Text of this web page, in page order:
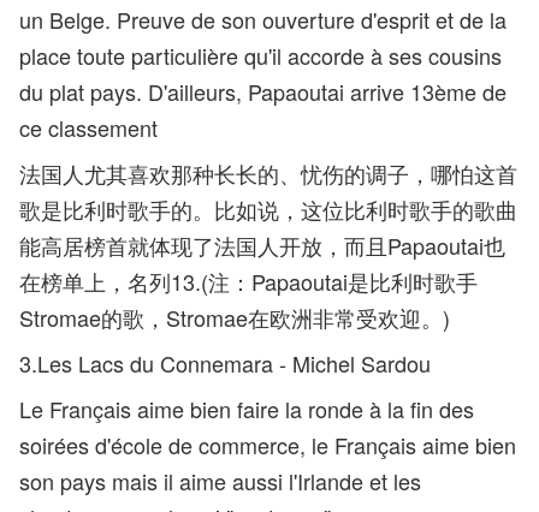
un Belge. Preuve de son ouverture d'esprit et de la
place toute particulière qu'il accorde à ses cousins
du plat pays. D'ailleurs, Papaoutai arrive 13ème de
ce classement
法国人尤其喜欢那种长长的、忧伤的调子，哪怕这首
歌是比利时歌手的。比如说，这位比利时歌手的歌曲
能高居榜首就体现了法国人开放，而且Papaoutai也
在榜单上，名列13.(注：Papaoutai是比利时歌手
Stromae的歌，Stromae在欧洲非常受欢迎。)
3.Les Lacs du Connemara - Michel Sardou
Le Français aime bien faire la ronde à la fin des
soirées d'école de commerce, le Français aime bien
son pays mais il aime aussi l'Irlande et les